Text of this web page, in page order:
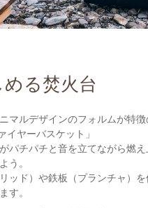
る焚火台
マルデザインのフォルムが特
イヤーバスケット」
パチパチと音を立てながら燃え
う。
ッド）や鉄板（プランチャ）
す。